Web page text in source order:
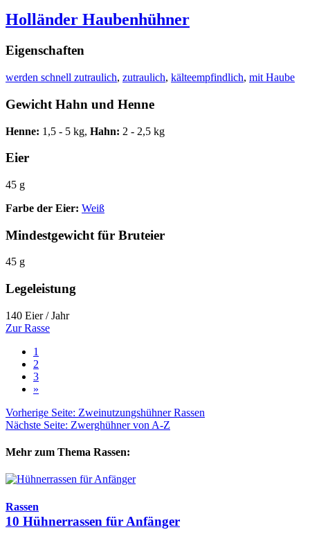
Holländer Haubenhühner
Eigenschaften
werden schnell zutraulich, zutraulich, kälteempfindlich, mit Haube
Gewicht Hahn und Henne
Henne: 1,5 - 5 kg, Hahn: 2 - 2,5 kg
Eier
45 g
Farbe der Eier: Weiß
Mindestgewicht für Bruteier
45 g
Legeleistung
140 Eier / Jahr
Zur Rasse
1
2
3
»
Vorherige Seite: Zweinutzungshühner Rassen
Nächste Seite: Zwerghühner von A-Z
Mehr zum Thema Rassen:
Rassen
10 Hühnerrassen für Anfänger